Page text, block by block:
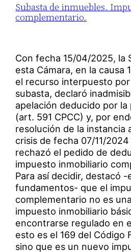
Subasta de inmuebles.
complementario.
Con fecha 15/04/2025, la
esta Cámara, en la causa
el recurso interpuesto
subasta, declaró
apelación deducido por
(art. 591 CPCC) y, por
resolución de la instancia
crisis de fecha 07/11/
rechazó el pedido de
impuesto inmobiliario
Para así decidir, destacó
fundamentos- que el
complementario no es
impuesto inmobiliario
encontrarse regulado en
esto es el 169 del Código
sino que es un nuevo